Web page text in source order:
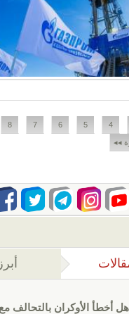
4
5
6
7
8
◂◂
(علامة التبويب
هل أخطأ الأوكران بالتحالف مع